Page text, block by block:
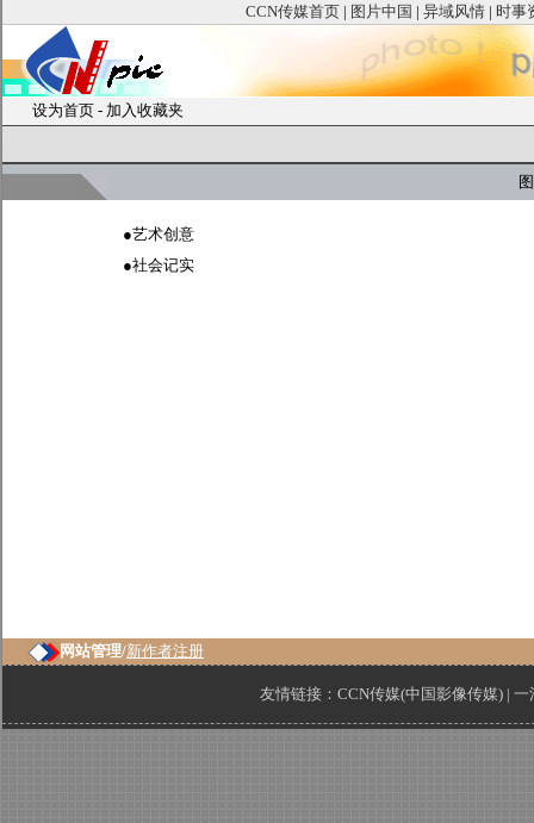
CCN传媒首页 | 图片中国 | 异域风情 | 时事
设为首页 - 加入收藏夹
图
●艺术创意
●社会记实
网站管理/新作者注册
友情链接： CCN传媒(中国影像传媒) | 一